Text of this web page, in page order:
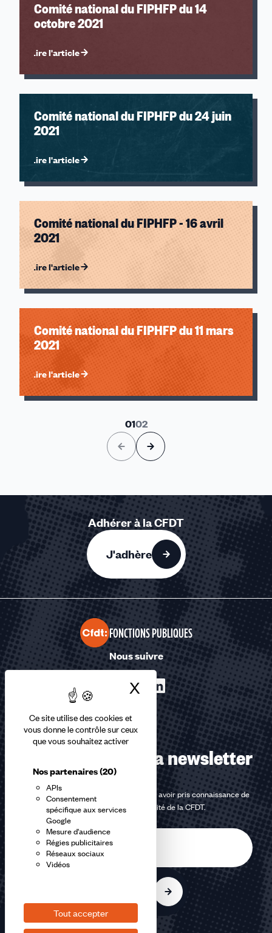
Ce site utilise des cookies et
vous donne le contrôle sur ceux
que vous souhaitez activer
Nos partenaires(20)
APIs
Consentement
spécifique aux services
Google
Mesure d'audience
Régies publicitaires
Réseaux sociaux
Vidéos
Tout accepter
X Masquer le
Comité national du FIPHFP du 14
octobre 2021
Lire l'article
Comité national du FIPHFP du 24 juin
2021
Lire l'article
Comité national du FIPHFP - 16 avril
2021
Lire l'article
Comité national du FIPHFP du 11 mars
2021
Lire l'article
0102
Adhérer à la CFDT
J'adhère
FONCTIONS PUBLIQUES
Nous suivre
Abonnez-vous à la newsletter
En m'inscrivant à la newsletter, j'affirme avoir pris connaissance de
lapolitique de confidentialité de la CFDT.